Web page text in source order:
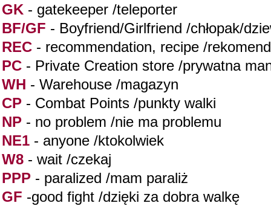
GK - gatekeeper /teleporter
BF/GF - Boyfriend/Girlfriend /chłopak/
REC - recommendation, recipe /
PC - Private Creation store /prywatna
WH - Warehouse /magazyn
CP - Combat Points /punkty walki
NP - no problem /nie ma problemu
NE1 - anyone /ktokolwiek
W8 - wait /czekaj
PPP - paralized /mam paraliż
GF -good fight /dzięki za dobra walkę